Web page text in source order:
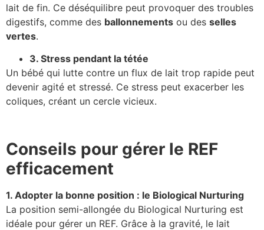
lait de fin. Ce déséquilibre peut provoquer des troubles
digestifs, comme des ballonnements ou des selles
vertes.
3. Stress pendant la tétée
Un bébé qui lutte contre un flux de lait trop rapide peut
devenir agité et stressé. Ce stress peut exacerber les
coliques, créant un cercle vicieux.
Conseils pour gérer le REF
efficacement
1. Adopter la bonne position : le Biological Nurturing
La position semi-allongée du Biological Nurturing est
idéale pour gérer un REF. Grâce à la gravité, le lait